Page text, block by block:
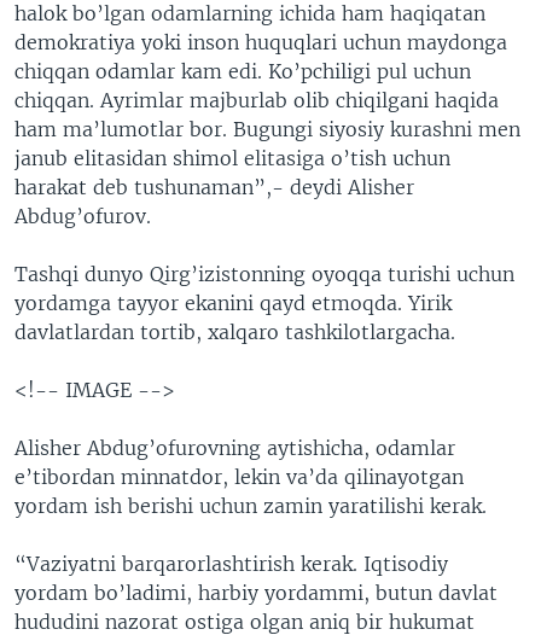
halok bo’lgan odamlarning ichida ham haqiqatan
demokratiya yoki inson huquqlari uchun maydonga
chiqqan odamlar kam edi. Ko’pchiligi pul uchun
chiqqan. Ayrimlar majburlab olib chiqilgani haqida
ham ma’lumotlar bor. Bugungi siyosiy kurashni men
janub elitasidan shimol elitasiga o’tish uchun
harakat deb tushunaman”,- deydi Alisher
Abdug’ofurov.
Tashqi dunyo Qirg’izistonning oyoqqa turishi uchun
yordamga tayyor ekanini qayd etmoqda. Yirik
davlatlardan tortib, xalqaro tashkilotlargacha.
<!-- IMAGE -->
Alisher Abdug’ofurovning aytishicha, odamlar
e’tibordan minnatdor, lekin va’da qilinayotgan
yordam ish berishi uchun zamin yaratilishi kerak.
“Vaziyatni barqarorlashtirish kerak. Iqtisodiy
yordam bo’ladimi, harbiy yordammi, butun davlat
hududini nazorat ostiga olgan aniq bir hukumat